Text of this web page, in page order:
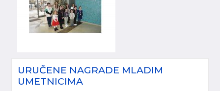
URUČENE NAGRADE MLADIM
UMETNICIMA